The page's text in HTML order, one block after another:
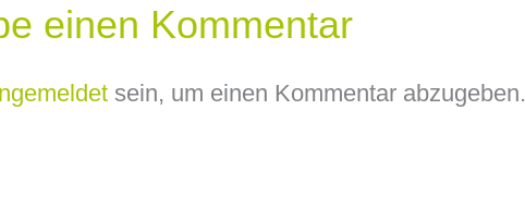
einen Kommentar
sein, um einen Kommentar abzugeben.